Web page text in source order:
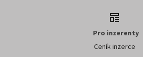
Pro inzerenty
Ceník inzerce